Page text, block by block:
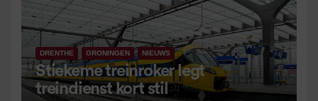
DRENTHE GRONINGEN NIEUWS
Stiekeme treinroker legt
treindienst kort stil